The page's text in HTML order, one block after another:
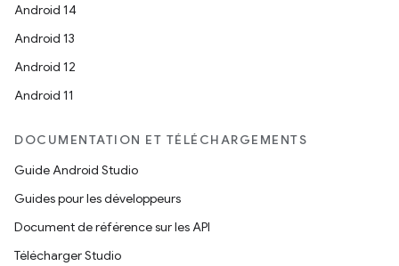
Android 14
Android 13
Android 12
Android 11
DOCUMENTATION ET TÉLÉCHARGEMENTS
Guide Android Studio
Guides pour les développeurs
Document de référence sur les API
Télécharger Studio